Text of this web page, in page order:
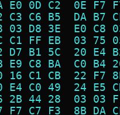
E0 0D C2  0E
C3 C6 B5  DA
03 D8 3E  E0
C1 FF EB  03
D7 B1 5C  20
E9 C8 BA  C0
16 C1 CB  22
E4 C0 49  24
2B 44 28  03
F7 C7 F3  8B